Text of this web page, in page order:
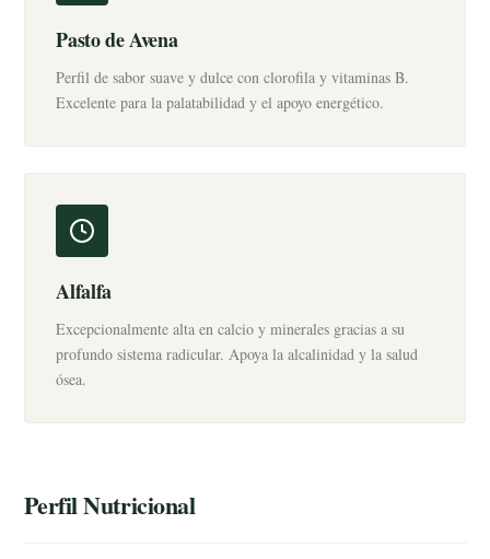
Pasto de Avena
Perfil de sabor suave y dulce con clorofila y vitaminas B.
Excelente para la palatabilidad y el apoyo energético.
Alfalfa
Excepcionalmente alta en calcio y minerales gracias a su
profundo sistema radicular. Apoya la alcalinidad y la salud
ósea.
Perfil Nutricional